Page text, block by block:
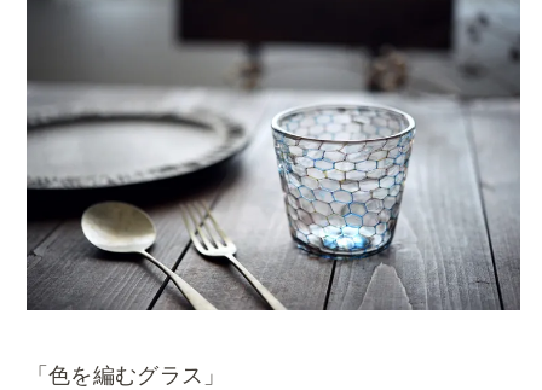
「色を編むグラス」